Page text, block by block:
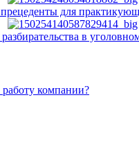
для
в
компании?